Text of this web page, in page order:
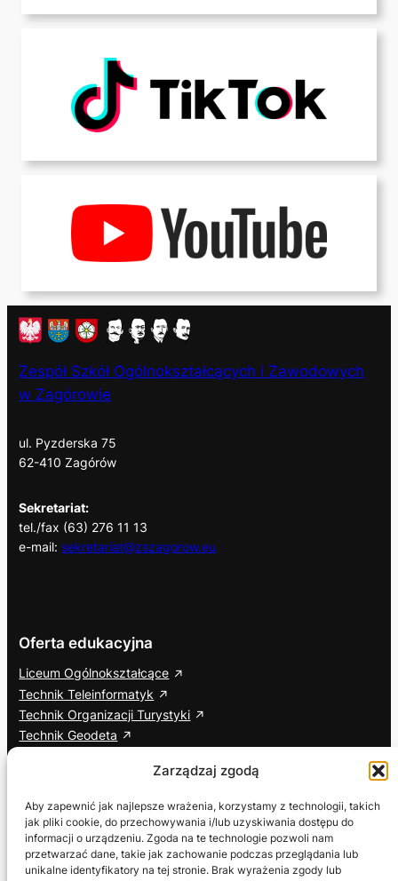
Zarządzaj zgodą
Aby zapewnić jak najlepsze wrażenia, korzystamy z technologii, takich
jak pliki cookie, do przechowywania i/lub uzyskiwania dostępu do
informacji o urządzeniu. Zgoda na te technologie pozwoli nam
przetwarzać dane, takie jak zachowanie podczas przeglądania lub
unikalne identyfikatory na tej stronie. Brak wyrażenia zgody lub
Zespół Szkół Ogólnokształcących i Zawodowych
w Zagórowie
ul. Pyzderska 75
62-410 Zagórów
Sekretariat:
tel./fax (63) 276 11 13
e-mail: sekretariat@zszagorow.eu
Oferta edukacyjna
Liceum Ogólnokształcące
Technik Teleinformatyk
Technik Organizacji Turystyki
Technik Geodeta
Cisco Networking Academy
Informacje dodatkowe
ETR – Tekst łatwy do czytania
Social media
Facebook